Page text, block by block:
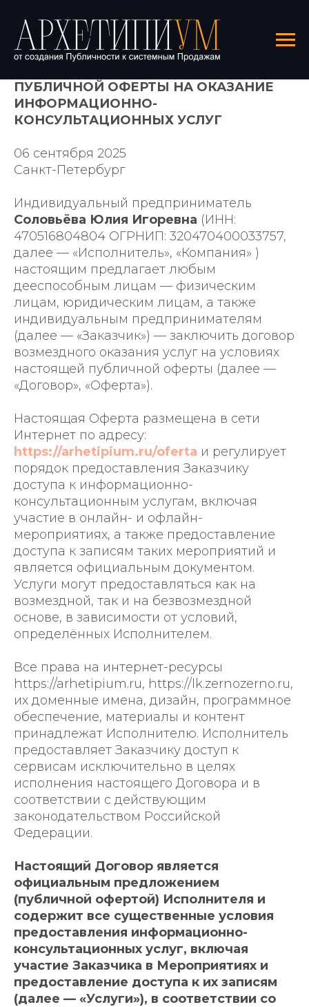
ПУБЛИЧНОЙ ОФЕРТЫ НА ОКАЗАНИЕ
ИНФОРМАЦИОННО-
КОНСУЛЬТАЦИОННЫХ УСЛУГ
06 сентября 2025
Санкт-Петербург
Индивидуальный предприниматель
Соловьёва Юлия Игоревна (ИНН:
470516804804 ОГРНИП: 320470400033757,
далее — «Исполнитель», «Компания» )
настоящим предлагает любым
дееспособным лицам — физическим
лицам, юридическим лицам, а также
индивидуальным предпринимателям
(далее — «Заказчик») — заключить договор
возмездного оказания услуг на условиях
настоящей публичной оферты (далее —
«Договор», «Оферта»).
Настоящая Оферта размещена в сети
Интернет по адресу:
https://arhetipium.ru/oferta и регулирует
порядок предоставления Заказчику
доступа к информационно-
консультационным услугам, включая
участие в онлайн- и офлайн-
мероприятиях, а также предоставление
доступа к записям таких мероприятий и
является официальным документом.
Услуги могут предоставляться как на
возмездной, так и на безвозмездной
основе, в зависимости от условий,
определённых Исполнителем.
Все права на интернет-ресурсы
https://arhetipium.ru, https://lk.zernozerno.ru,
их доменные имена, дизайн, программное
обеспечение, материалы и контент
принадлежат Исполнителю. Исполнитель
предоставляет Заказчику доступ к
сервисам исключительно в целях
исполнения настоящего Договора и в
соответствии с действующим
законодательством Российской
Федерации.
Настоящий Договор является
официальным предложением
(публичной офертой) Исполнителя и
содержит все существенные условия
предоставления информационно-
консультационных услуг, включая
участие Заказчика в Мероприятиях и
предоставление доступа к их записям
(далее — «Услуги»), в соответствии со